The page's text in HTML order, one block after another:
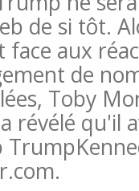
de si tôt.
face aux
de
Toby
révélé qu'il